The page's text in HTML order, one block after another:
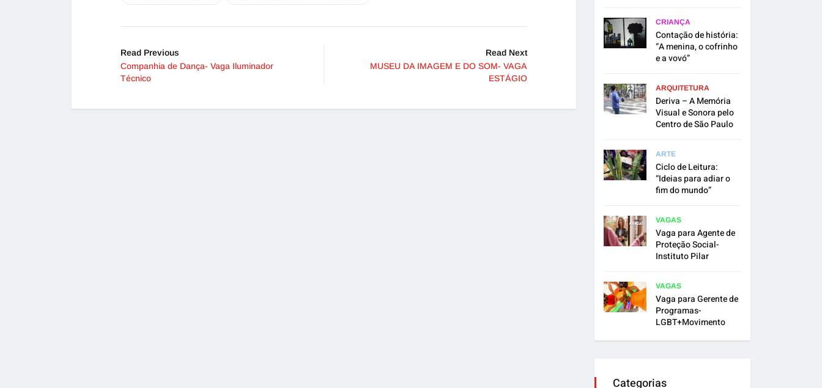
Read Previous
Companhia de Dança- Vaga Iluminador
Técnico
Read Next
MUSEU DA IMAGEM E DO SOM- VAGA
ESTÁGIO
CRIANÇA
Contação de história:
“A menina, o cofrinho
e a vovó”
ARQUITETURA
Deriva – A Memória
Visual e Sonora pelo
Centro de São Paulo
ARTE
Ciclo de Leitura:
“Ideias para adiar o
fim do mundo”
VAGAS
Vaga para Agente de
Proteção Social-
Instituto Pilar
VAGAS
Vaga para Gerente de
Programas-
LGBT+Movimento
Categorias